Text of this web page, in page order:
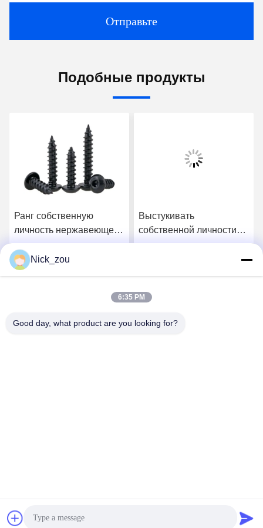
Отправьте
Подобные продукты
Ранг собственную
личность нержавеющей
стали 8 сплавов
выстукивать
привинчивает голову
округленную приводом
Выстукивать
собственной личности
нержавеющей стали
сплава плоской головки
длины M6 6-40mm
Nick_zou
6:35 PM
Good day, what product are you looking for?